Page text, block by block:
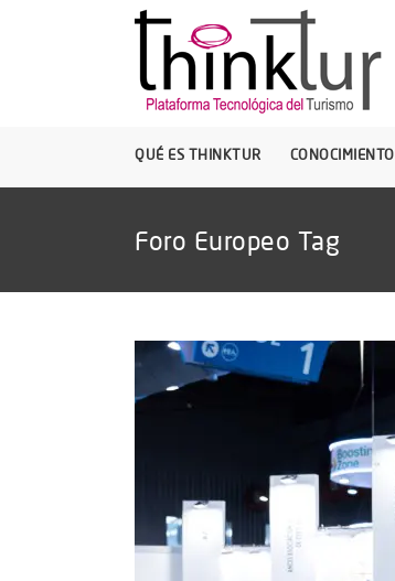
QUÉ ES THINKTUR CONOCIMIENTO
Foro Europeo Tag